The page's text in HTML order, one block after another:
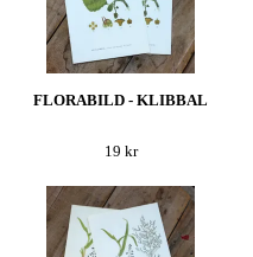
FLORABILD - KLIBBAL
19 kr